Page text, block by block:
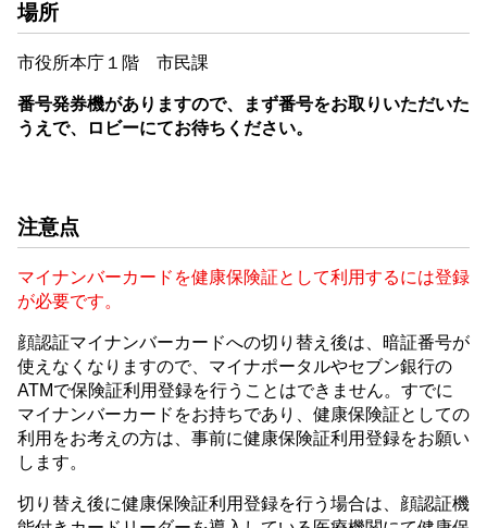
場所
市役所本庁１階 市民課
番号発券機がありますので、まず番号をお取りいただいた
うえで、ロビーにてお待ちください。
注意点
マイナンバーカードを健康保険証として利用するには登録
が必要です。
顔認証マイナンバーカードへの切り替え後は、暗証番号が
使えなくなりますので、マイナポータルやセブン銀行の
ATMで保険証利用登録を行うことはできません。すでに
マイナンバーカードをお持ちであり、健康保険証としての
利用をお考えの方は、事前に健康保険証利用登録をお願い
します。
切り替え後に健康保険証利用登録を行う場合は、顔認証機